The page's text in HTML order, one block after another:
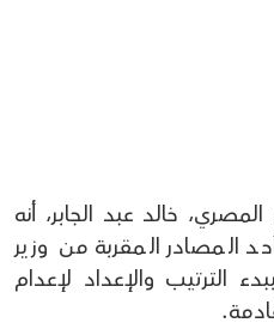
خبر
خالد عبد الجابر، أنه
المقربة من وزير
الترتيب والإعداد لإعدام